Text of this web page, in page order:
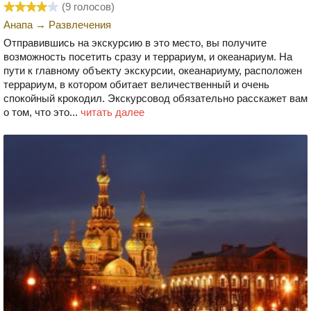
(9 голосов)
Анапа → Развлечения
Отправившись на экскурсию в это место, вы получите
возможность посетить сразу и террариум, и океанариум. На
пути к главному объекту экскурсии, океанариуму, расположен
террариум, в котором обитает величественный и очень
спокойный крокодил. Экскурсовод обязательно расскажет вам
о том, что это... читать далее